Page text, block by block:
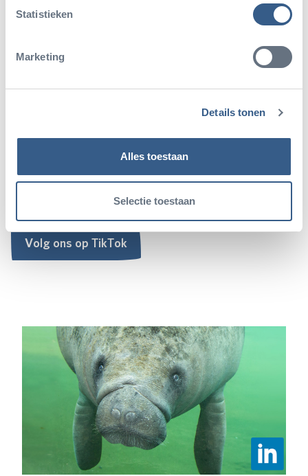
Statistieken
Marketing
Details tonen
Alles toestaan
Selectie toestaan
Volg ons op TikTok voor de leukste en informatieve
Volg ons op TikTok